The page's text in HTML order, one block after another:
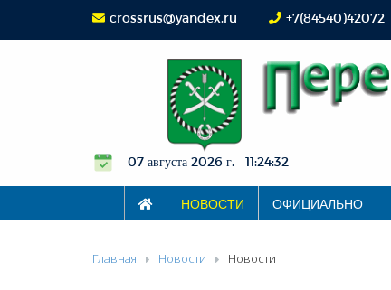
crossrus@yandex.ru +7(84540)42072
07 августа 2026 г. 11:24:32
НОВОСТИ ОФИЦИАЛЬНО
Главная Новости Новости